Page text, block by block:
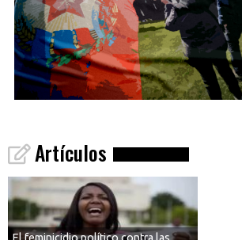
Artículos